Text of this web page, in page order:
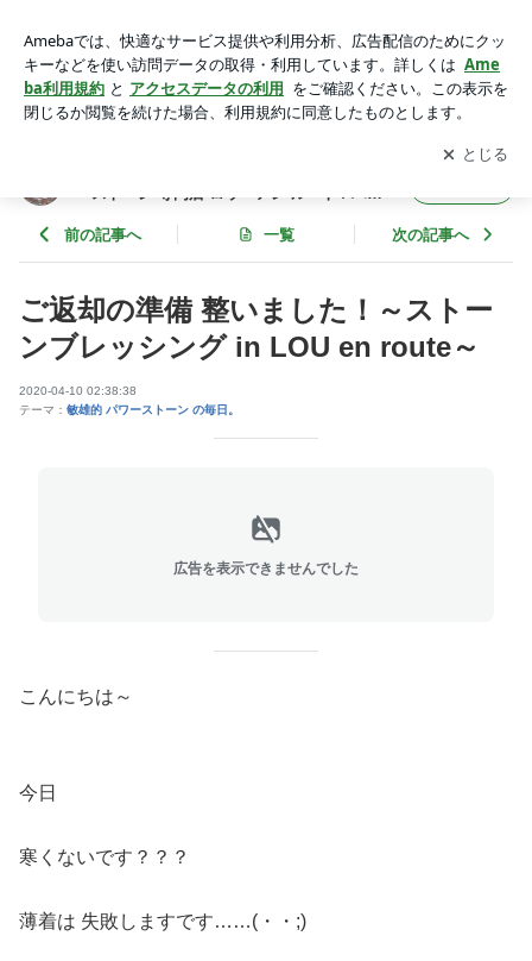
route～ | ホ・オポノポノ～ハワイ島 ブレッシング パワースト
ーン 専門店 ロウ・アン ルート / ハワイやパワーストーンの情
報をお届けします
アプリをダウンロードして ブログの更新通知
を受け取りまし
ょう。
開く
ーストーン 専門店 ロウ・アン ルート / ハワ
前の記事へ 一覧 次の記事へ
ご返却の準備 整いました！～ストー
ンブレッシング in LOU en route～
2020-04-10 02:38:38
テーマ： 敏雄的 パワーストーン の毎日。
広告を表示できませんでした
こんにちは～
今日
寒くないです？？？
薄着は 失敗しますです……(・・;)